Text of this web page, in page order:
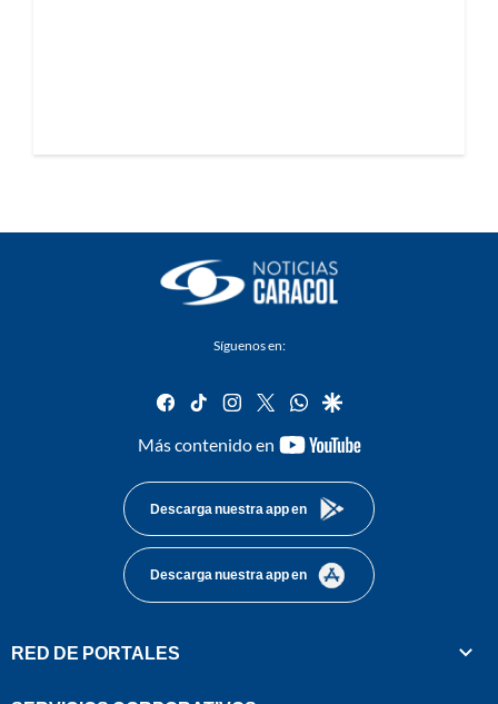
Síguenos en:
facebook
tiktok instagram
twitterwhatsapp
google
Más contenido en
youtube-
Descarga nuestra app en
Descarga nuestra app en
RED DE PORTALES